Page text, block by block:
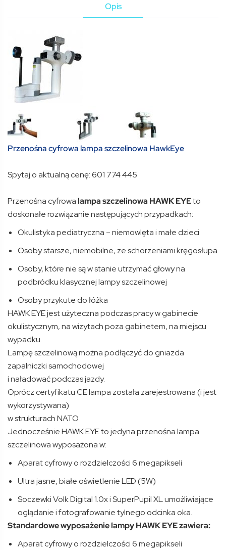
Opis
Przenośna cyfrowa lampa szczelinowa HawkEye
Spytaj o aktualną cenę: 601 774 445
Przenośna cyfrowalampa szczelinowa HAWK EYEto
doskonałe rozwiązanie następujących przypadkach:
Okulistyka pediatryczna – niemowlęta i małe dzieci
Osoby starsze, niemobilne, ze schorzeniami kręgosłupa
Osoby, które nie są w stanie utrzymać głowy na
podbródku klasycznej lampy szczelinowej
Osoby przykute do łóżka
HAWK EYE jest użyteczna podczas pracy w gabinecie
okulistycznym, na wizytach poza gabinetem, na miejscu
wypadku.
Lampę szczelinową można podłączyć do gniazda
zapalniczki samochodowej
i naładować podczas jazdy.
Oprócz certyfikatu CE lampa została zarejestrowana (i jest
wykorzystywana)
w strukturach NATO
Jednocześnie HAWK EYE to jedyna przenośna lampa
szczelinowa wyposażona w:
Aparat cyfrowy o rozdzielczości 6 megapikseli
Ultra jasne, białe oświetlenie LED (5W)
Soczewki Volk Digital 1.0x i SuperPupil XL umożliwiające
oglądanie i fotografowanie tylnego odcinka oka.
Standardowe wyposażenie lampy HAWK EYE zawiera:
Aparat cyfrowy o rozdzielczości 6 megapikseli